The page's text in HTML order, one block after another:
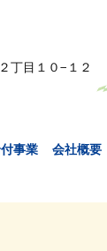
丁目１０−１２
事業 会社概要